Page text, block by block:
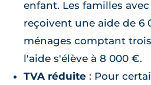
enfant. Les familles
reçoivent une aide de 6
ménages comptant
l'aide s'élève à 8 000 €.
TVA réduite : Pour